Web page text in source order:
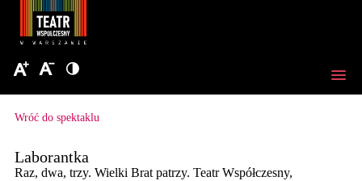
Wróć do spektaklu
Laborantka
Raz, dwa, trzy. Wielki Brat patrzy. Teatr Współczesny,